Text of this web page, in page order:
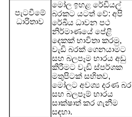
පැටවීමේ
ධාරිතාව
මෝල ඉහළ රේඩියල්
බරකට යටත් වේ: අපි
රේඛීය ධාවන පථ
නිර්මාණයේ පේළි
දෙකක් භාවිතා කරමු,
වැඩි බරක් ගෙනයාමට
සහ බලපෑම භාරය අඩු
කිරීමට වැඩි ස්පර්ශක
මතුපිටක් සහිතව,
මෝලට අවශ්‍ය දරණ බර
සහ බලපෑම් භාරය
සාක්ෂාත් කර ගැනීම
සඳහා.